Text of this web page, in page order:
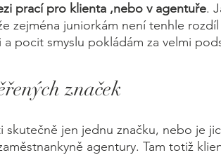
prací pro klienta ,nebo v agentuře.
zejména juniorkám není tenhle
pocit smyslu pokládám za velmi
značek
jen jednu značku, nebo je
agentury. Tam totiž